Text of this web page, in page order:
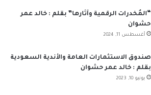
“المُخدرات الرقمية وآثارها” بقلم : خالد عمر
حشوان
أغسطس 11, 2024
صندوق الاستثمارات العامة والأندية السعودية
بقلم : خالد عمر حشوان
يونيو 10, 2023